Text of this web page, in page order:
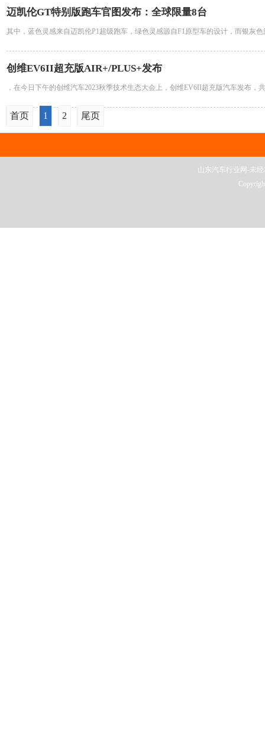
迈凯伦GT特别版跑车官图发布：全球限量8台
其中，蓝色灵感来自迈凯伦P1超级跑车，绿色灵感源自F1原型车的设计，而银灰色
创维EV6II超充版AIR+/PLUS+发布
，在今日下午的创维汽车2023秋季技术生态大会上，创维EV6II超充版汽车发布，
首页 1 2 尾页
山东汽车行业网-未